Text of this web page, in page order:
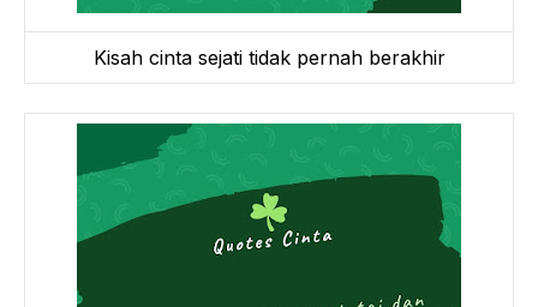
Kisah cinta sejati tidak pernah berakhir